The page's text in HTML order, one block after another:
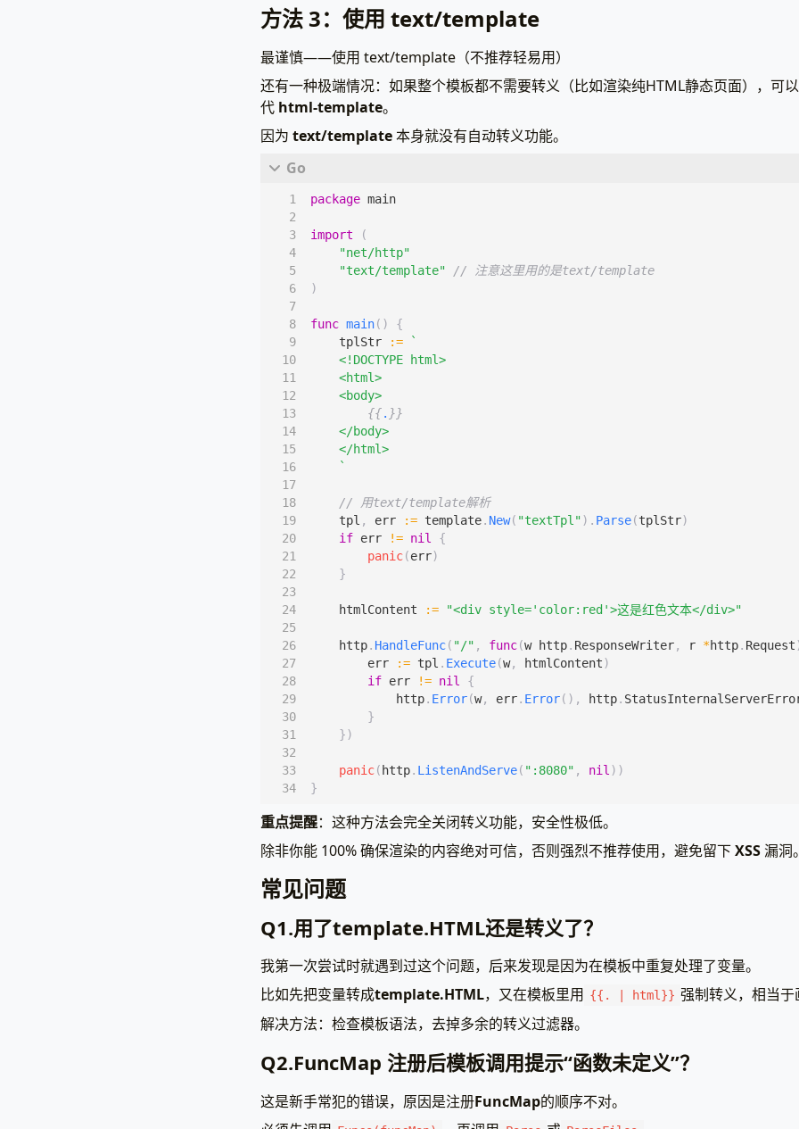
"net/http"
// 定义模板内容，调用自定义的unescape函数
tplStr
    <!DOCTYPE html>
    <html>
{{unescape
    `
// 创建FuncMap，注册unescape函数
funcMap
:=
"unescape":
},
}
// 解析模板时关联FuncMap
if
err != nil {
panic
(err)
}
// 准备渲染数据：可信内容和不可信内容
"TrustedContent": "<h4>官方公告：系统将于24点维护</h4>"
}
// 启动服务
HandleFunc("/", func( w http . ResponseWriter, r *http.Request
err
}
panic(http.ListenAndServe( ":8080", nil
}
方法 3：使用 text/template
最谨慎——使用 text/template（不推荐轻易用）
还有一种极端情况：如果整个模板都不需要转义（比如渲染纯HTML静态页面），可
代 html-template。
因为 text/template本身就没有自动转义功能。
package main
import
(
"net/http"
"text/template"
// 注意这里用的是text/template
)
func main()
{
tplStr
:=
    <!DOCTYPE html>
    <html>
    <body>
{{. }}
    </body>
    </html>
    `
// 用text/template解析
tpl , err := template. New( "textTpl"). Parse(tplStr)
if err != nil
{
panic(err)
}
htmlContent := "<div style='color:red'>这是红色文本</div>"
http. HandleFunc( "/" , func(w http. ResponseWriter, r *http. Request
err
:= tpl . Execute(w, htmlContent)
if err != nil
{
http. Error(w, err. Error(), http.
}
})
panic( http. ListenAndServe( ":8080" , nil ))
}
重点提醒：这种方法会完全关闭转义功能，安全性极低。
除非你能 100% 确保渲染的内容绝对可信，否则强烈不推荐使用，避免留下XSS漏洞。
常见问题
Q1.用了template.HTML还是转义了？
我第一次尝试时就遇到过这个问题，后来发现是因为在模板中重复处理了变量。
比如先把变量转成template.HTML，又在模板里用 {{. | html}} 强制转义，相当于
解决方法：检查模板语法，去掉多余的转义过滤器。
Q2.FuncMap 注册后模板调用提示“函数未定义”？
这是新手常犯的错误，原因是注册FuncMap的顺序不对。